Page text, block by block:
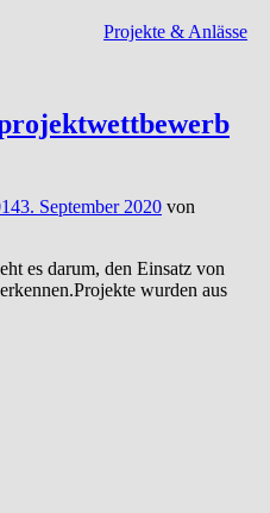
Projekte & Anlässe
3. September 2020 von
es darum, den Einsatz von
wurden aus